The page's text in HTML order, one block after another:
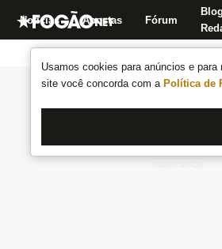
Usamos cookies para anúncios e
site você concorda com a Política de
Notícias Apostas Fórum